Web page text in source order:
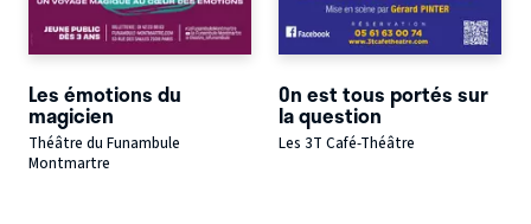
Les émotions du
magicien
Théâtre du Funambule
Montmartre
On est tous portés sur
la question
Les 3T Café-Théâtre